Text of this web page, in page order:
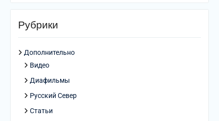
Рубрики
Дополнительно
Видео
Диафильмы
Русский Север
Статьи